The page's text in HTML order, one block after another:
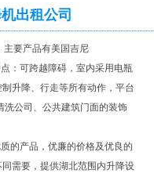
出租公司
主要产品有美国吉尼
点：可跨越障碍，室内采用电瓶
升降、行走等所有动作，平台
洗公司、公共建筑门面的装饰
的产品，优廉的价格及优良的
需要，提供湖北范围内升降设